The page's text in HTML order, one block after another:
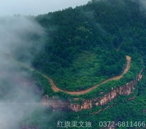
红旗渠文旅 0372-6811466